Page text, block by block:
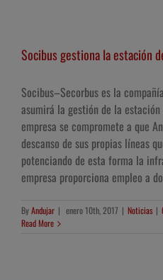
Socibus gestiona la estación
Socibus–Secorbus es la
asumirá la gestión de la estación
empresa se compromete a que
descanso de sus propias líneas
potenciando de esta forma la
empresa proporciona empleo a
ByAndujar | enero 10th, 2017 | Noticias |
Read More